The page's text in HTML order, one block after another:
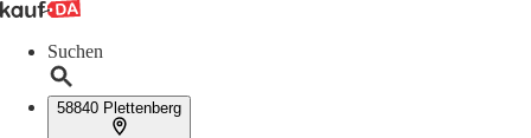
Suchen
58840 Plettenberg